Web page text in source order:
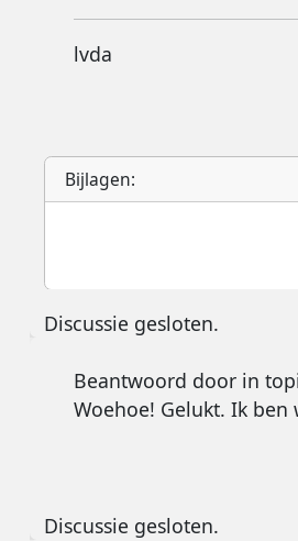
lvda
Bijlagen:
Discussie gesloten.
Beantwoord door in
Woehoe! Gelukt. Ik ben
Discussie gesloten.